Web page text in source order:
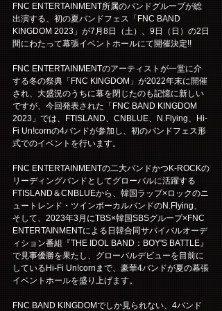
FNC ENTERTAINMENT所属のバンドグループが総
出演する、初の夏バンドフェス「FNC BAND
KINGDOM 2023」が7月8日（土）、9日（日）の2日
間にわたって幕張イベントホールにて開催決定!!
FNC ENTERTAINMENTのアーティストが一堂に介
する冬の祭典「FNC KINGDOM」が2022年末に開催
され、大盛況のうちに幕を閉じたのも記憶に新しい
ですが、今回発表された「FNC BAND KINGDOM
2023」では、FTISLAND、CNBLUE、N.Flying、Hi-
Fi Un!cornの4バンドが参加し、初のバンドフェス形
式でのイベントを行います。
FNC ENTERTAINMENTの二大バンドかつK-ROCKの
リーディングバンドとしてグローバルに活躍する
FTISLAND＆CNBLUEから、韓国ラップ×ロックのニ
ュートレンド・ツインボーカルバンドのN.Flying、
そして、2023年3月にTBS×韓国SBSグループ×FNC
ENTERTAINMENTによる日韓合同サバイバルオーデ
ィション番組『THE IDOL BAND：BOY'S BATTLE』
で見事優勝を果たし、グローバルデビューを目前に
しているHi-Fi Un!cornまで、豪華4バンドが夏の幕張
イベントホールを盛り上げます。
FNC BAND KINGDOMでしか見られない、4バンド